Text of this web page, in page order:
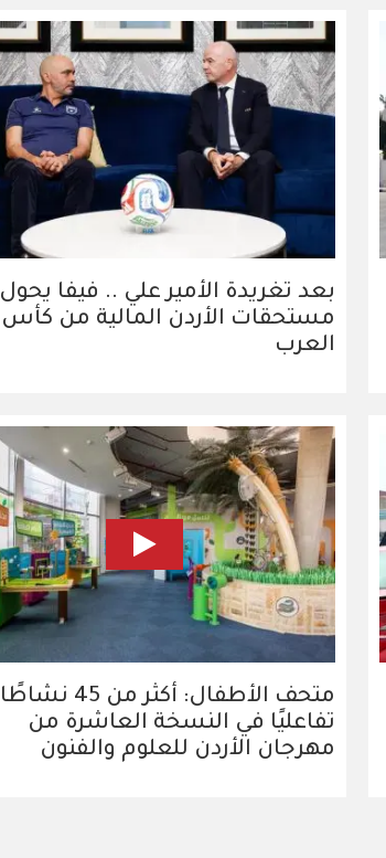
بعد تغريدة الأمير علي .. فيفا يحول
مستحقات الأردن المالية من كأس
العرب
متحف الأطفال: أكثر من 45 نشاطًا
تفاعليًا في النسخة العاشرة من
مهرجان الأردن للعلوم والفنون